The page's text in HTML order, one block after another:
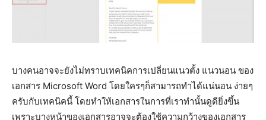
บางคนอาจจะยังไม่ทราบเทคนิคการเปลี่ยนแนวตั้ง แนวนอน ของ
เอกสาร Microsoft Word โดยใครๆก็สามารถทำได้แน่นอน ง่ายๆ
ครับกับเทคนิคนี้ โดยทำให้เอกสารในการที่เราทำนั้นดูดียิ่งขึ้น
เพราะบางหน้าของเอกสารอาจจะต้องใช้ความกว้างของเอกสาร